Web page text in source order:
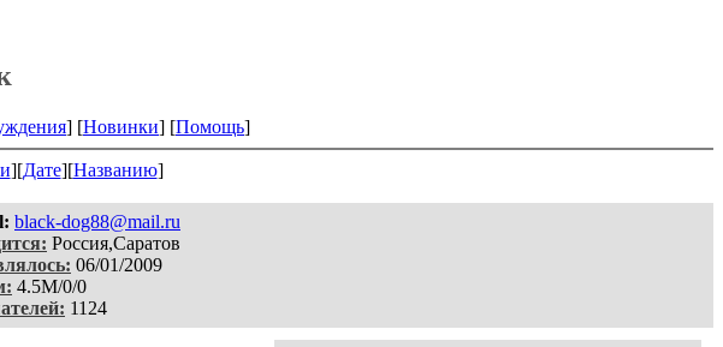
] [Новинки] [Помощь]
][Дате][Названию]
black-dog88@mail.ru
Россия,Саратов
06/01/2009
4.5M/0/0
1124